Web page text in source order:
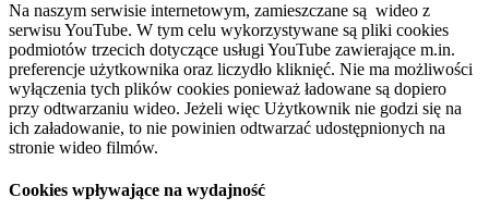
Na naszym serwisie internetowym, zamieszczane są wideo z
serwisu YouTube. W tym celu wykorzystywane są pliki cookies
podmiotów trzecich dotyczące usługi YouTube zawierające m.in.
preferencje użytkownika oraz liczydło kliknięć. Nie ma możliwości
wyłączenia tych plików cookies ponieważ ładowane są dopiero
przy odtwarzaniu wideo. Jeżeli więc Użytkownik nie godzi się na
ich załadowanie, to nie powinien odtwarzać udostępnionych na
stronie wideo filmów.
Cookies wpływające na wydajność